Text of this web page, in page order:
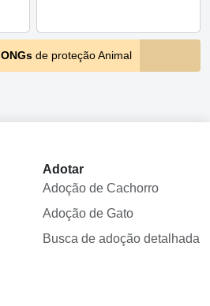
ONGsde proteção Animal
Adotar
Adoção de Cachorro
Adoção de Gato
Busca de adoção detalhada